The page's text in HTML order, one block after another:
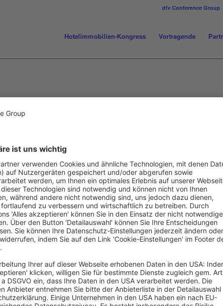
dfv Conference Group
Hotelimmobilien-Kongress Vortragende
SVEN RÖDIG
Geschäftsführer
Garbe Commercial Living Projektentwicklung
„Sven ist Geschäftsführer bei GARBE Commercial Living GmbH in
August 2024 gemeinsam mit Felix Radavero den Ausbau der neuen
auf die Revitalisierung und Umnutzung von Büro- und
Konzepten sowie den Neubau von Hotels konzentriert.
Zuvor gründete und leitete er die Natives Capital GmbH – ein
Wohnformen fördert und nachhaltig urbane Räume gestaltet. Sven
Hotelbetriebsmodellen, Entwicklung, Refurbishment und Asset